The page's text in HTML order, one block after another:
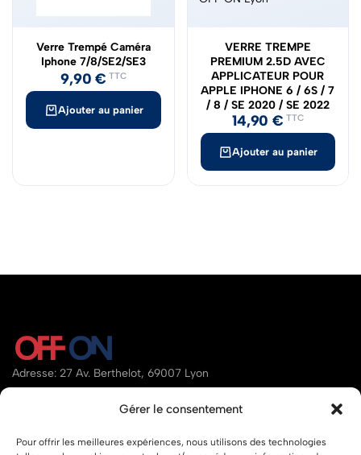
Gérer le consentement
Pour offrir les meilleures expériences, nous utilisons des technologies
Ajouter au panier
Verre Trempé Caméra
Iphone 7/8/SE2/SE3
9,90€ TTC
Ajouter au panier
VERRE TREMPE
PREMIUM 2.5D AVEC
APPLICATEUR POUR
APPLE IPHONE 6 / 6S / 7
/ 8 / SE 2020 / SE 2022
14,90€ TTC
Adresse: 27 Av. Berthelot, 69007 Lyon
07.80.34.95.97